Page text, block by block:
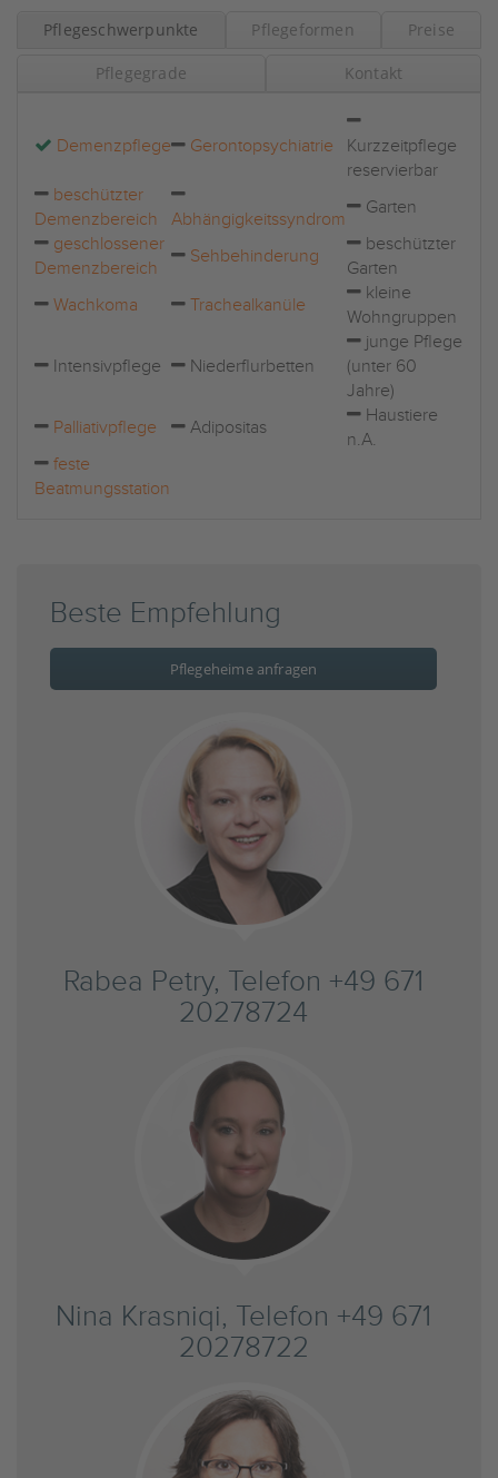
Pflegeschwerpunkte Pflegeformen Preise
Pflegegrade Kontakt
Demenzpflege Gerontopsychiatrie
Kurzzeitpflege
reservierbar
beschützter
Demenzbereich
Abhängigkeitssyndrom
Garten
geschlossener
Demenzbereich
Sehbehinderung
beschützter
Garten
Wachkoma
Trachealkanüle
kleine
Wohngruppen
Intensivpflege Niederflurbetten
junge Pflege
(unter 60
Jahre)
Palliativpflege
Adipositas
Haustiere
n.A.
feste
Beatmungsstation
Beste Empfehlung
Pflegeheime anfragen
Rabea Petry, Telefon +49 671
20278724
Nina Krasniqi, Telefon +49 671
20278722